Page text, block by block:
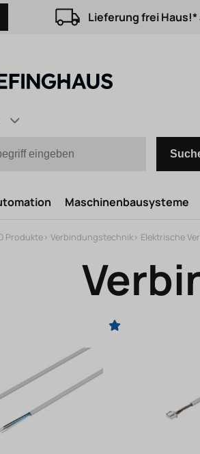
Lieferung frei
Maschinenbausysteme
Produkte> Verbindungstechnik> Elektrische